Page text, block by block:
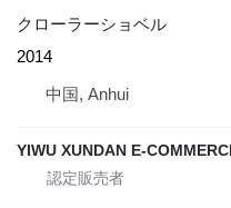
クローラーショベル
2014
中国, Anhui
YIWU XUNDAN E-